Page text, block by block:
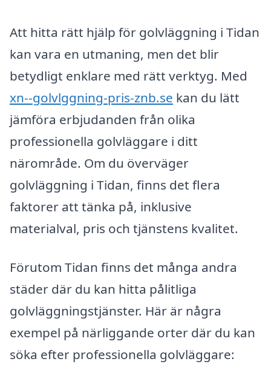
Att hitta rätt hjälp för golvläggning i Tidan
kan vara en utmaning, men det blir
betydligt enklare med rätt verktyg. Med
xn--golvlggning-pris-znb.se kan du lätt
jämföra erbjudanden från olika
professionella golvläggare i ditt
närområde. Om du överväger
golvläggning i Tidan, finns det flera
faktorer att tänka på, inklusive
materialval, pris och tjänstens kvalitet.
Förutom Tidan finns det många andra
städer där du kan hitta pålitliga
golvläggningstjänster. Här är några
exempel på närliggande orter där du kan
söka efter professionella golvläggare: